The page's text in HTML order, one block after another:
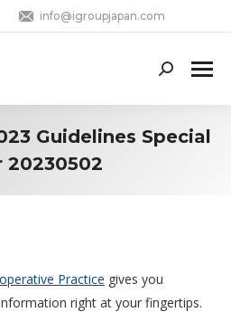
info@igroupjapan.com
Search:
Guidelines Special
20230502
Practice gives you
right at your fingertips.